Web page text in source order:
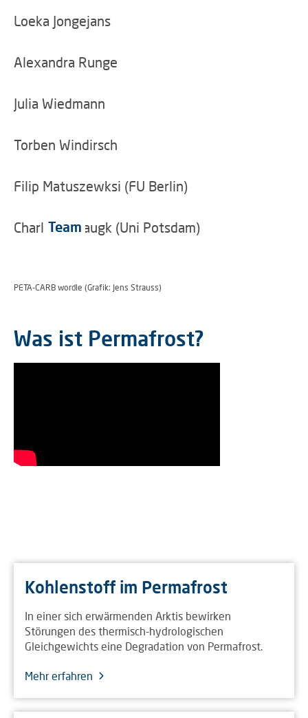
Loeka Jongejans
Alexandra Runge
Julia Wiedmann
Torben Windirsch
Filip Matuszewksi (FU Berlin)
Charlotte Haugk (Uni Potsdam)
Team
PETA-CARB wordle (Grafik: Jens Strauss)
Was ist Permafrost?
Kohlenstoff im Permafrost
In einer sich erwärmenden Arktis bewirken
Störungen des thermisch-hydrologischen
Gleichgewichts eine Degradation von Permafrost.
Mehr erfahren